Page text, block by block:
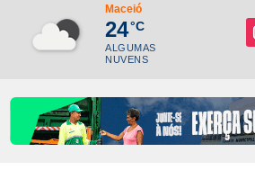
Maceió
24°C
ALGUMAS
NUVENS